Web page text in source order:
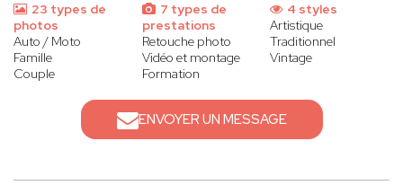
23 types de
photos
Auto / Moto
Famille
Couple
7 types de
prestations
Retouche photo
Vidéo et montage
Formation
4 styles
Artistique
Traditionnel
Vintage
ENVOYER UN MESSAGE